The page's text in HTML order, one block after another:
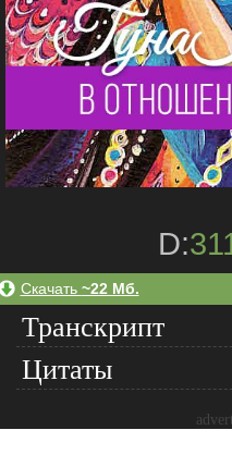
D:
Скачать ~22 Мб.
Транскрипт
Цитаты